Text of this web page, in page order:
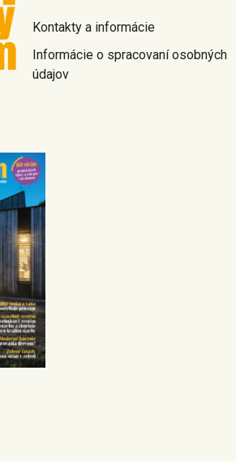
Kontakty a informácie
Informácie o spracovaní osobných
údajov